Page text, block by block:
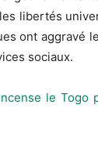
libertés
ont aggravé
sociaux.
le Togo